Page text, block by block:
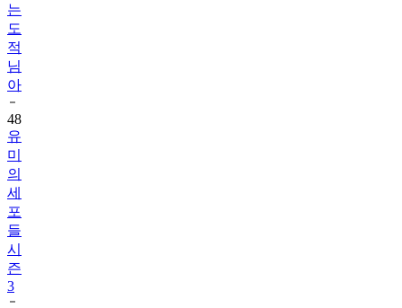
는
도
적
님
아
48
유
미
의
세
포
들
시
즌
3